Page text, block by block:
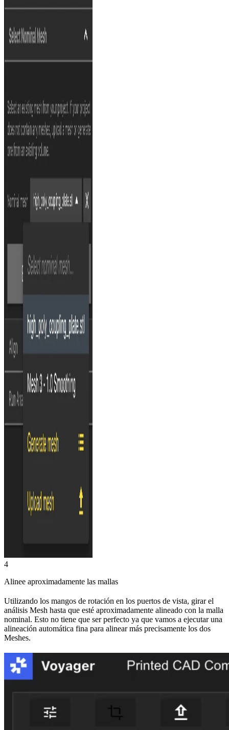
4
Alinee aproximadamente las mallas
Utilizando los mangos de rotación en los puertos de vista, girar el
análisis Mesh hasta que esté aproximadamente alineado con la malla
nominal. Esto no tiene que ser perfecto ya que vamos a ejecutar una
alineación automática fina para alinear más precisamente los dos
Meshes.